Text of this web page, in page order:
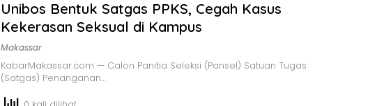
Unibos Bentuk Satgas PPKS, Cegah Kasus
Kekerasan Seksual di Kampus
Makassar
KabarMakassar.com — Calon Panitia Seleksi (Pansel) Satuan Tugas
(Satgas) Penanganan…